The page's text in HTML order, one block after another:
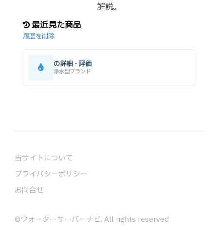
解説。
最近見た商品
履歴を削除
の詳細・評価
浄水型ブランド
当サイトについて
プライバシーポリシー
お問合せ
©ウォーターサーバーナビ. All rights reserved